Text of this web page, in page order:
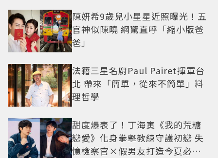
陳妍希9歲兒小星星近照曝光！五
官神似陳曉 網驚直呼「縮小版爸
爸」
法籍三星名廚Paul Pairet揮軍台
北 帶來「簡單，從來不簡單」料
理哲學
甜度爆表了！丁海寅《我的荒糖
戀愛》化身拳擊教練守護初戀 失
憶檢察官×假男友打造今夏必看